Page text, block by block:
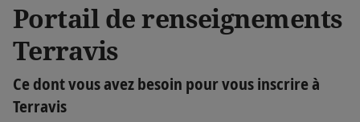
Portail de renseignements
Terravis
Ce dont vous avez besoin pour vous inscrire à
Terravis